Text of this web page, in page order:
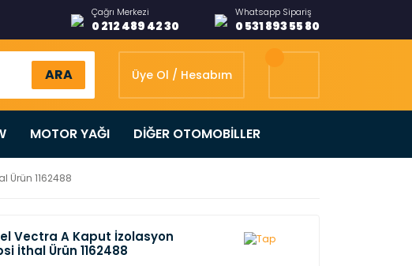
Çağrı Merkezi
0 212 489 42 30
Whatsapp Sipariş
0 531 893 55 80
ARA Üye Ol / Hesabım
MOTOR YAĞI DİĞER OTOMOBİLLER
Ürün 1162488
Vectra A Kaput İzolasyon
İthal Ürün 1162488